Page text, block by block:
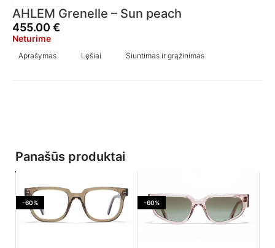
AHLEM Grenelle – Sun peach
455.00 €
Neturime
Aprašymas Lęšiai Siuntimas ir grąžinimas
Panašūs produktai
-60% -60%